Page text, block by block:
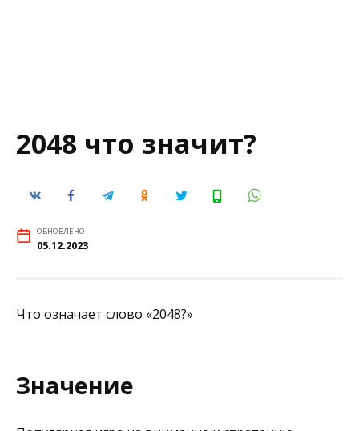
2048 что значит?
ОБНОВЛЕНО
05.12.2023
Что означает слово «2048?»
Значение